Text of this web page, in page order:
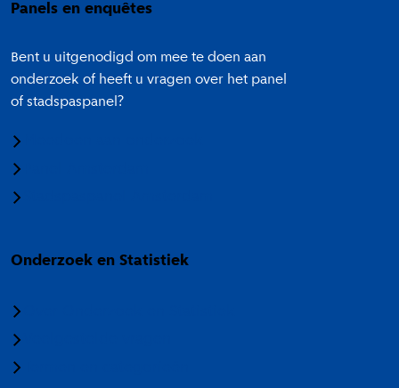
Panels en enquêtes
Bent u uitgenodigd om mee te doen aan
onderzoek of heeft u vragen over het panel
of stadspaspanel?
Onderzoek en Statistiek